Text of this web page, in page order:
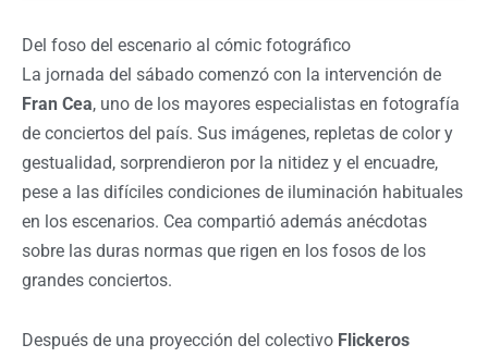
Del foso del escenario al cómic fotográfico
La jornada del sábado comenzó con la intervención de
Fran Cea, uno de los mayores especialistas en fotografía
de conciertos del país. Sus imágenes, repletas de color y
gestualidad, sorprendieron por la nitidez y el encuadre,
pese a las difíciles condiciones de iluminación habituales
en los escenarios. Cea compartió además anécdotas
sobre las duras normas que rigen en los fosos de los
grandes conciertos.
Después de una proyección del colectivo Flickeros